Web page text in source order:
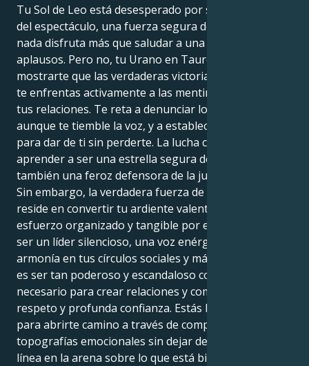
Tu Sol de Leo está desesperado por ser la estrella
del espectáculo, una fuerza segura de sí misma que
nada disfruta más que saludar a una sala llena de
aplausos. Pero no, tu Urano en Tauro está aquí para
mostrarte que las verdaderas victorias llegan cuando
te enfrentas activamente a las mentiras que flotan en
tus relaciones. Te reta a denunciar lo que está mal,
aunque te tiemble la voz, y a establecer límites firmes
para dar de ti sin perderte. La lucha consiste en
aprender a ser una estrella segura de sí misma, y
también una feroz defensora de la justicia.
Sin embargo, la verdadera fuerza de esta disposición
reside en convertir tu ardiente valentía en un
esfuerzo organizado y tangible por el bien. Puedes
ser un líder silencioso, una voz enérgica a favor de la
armonía en tus círculos sociales y más allá. Tu tarea
es ser tan poderoso y escandaloso como sea
necesario para crear relaciones y comunidades de
respeto y profunda confianza. Estás bien equipado
para abrirte camino a través de complicadas
topografías emocionales sin dejar de mantener tu
línea en la arena sobre lo que está bien donde está.